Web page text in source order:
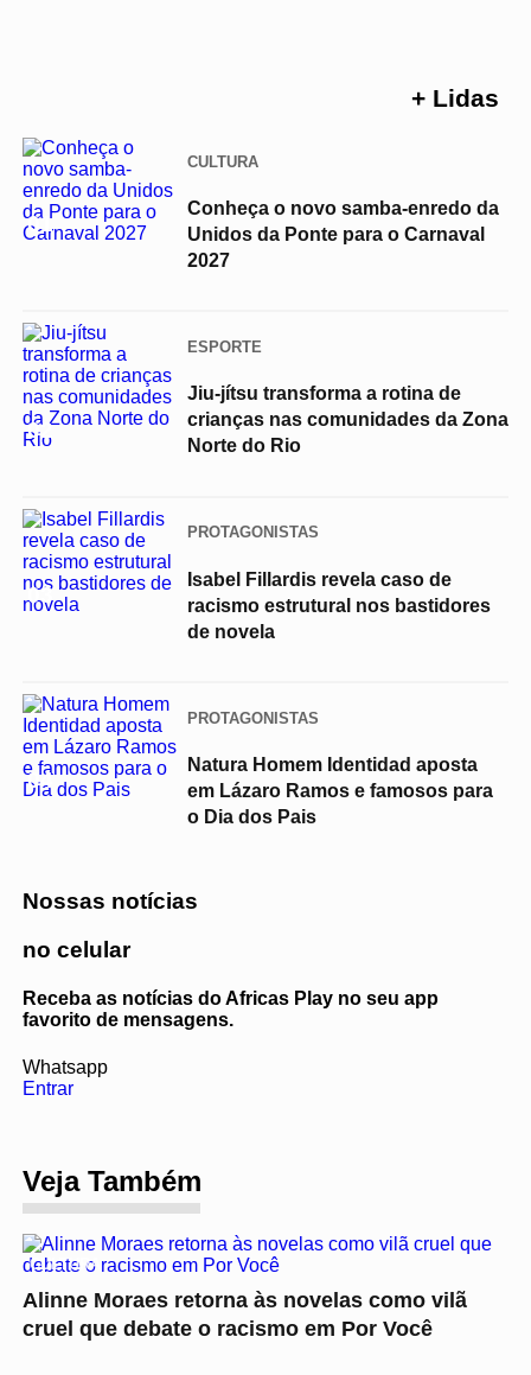
+ Lidas
01
CULTURA
Conheça o novo samba-enredo da
Unidos da Ponte para o Carnaval
2027
02
ESPORTE
Jiu-jítsu transforma a rotina de
crianças nas comunidades da Zona
Norte do Rio
03
PROTAGONISTAS
Isabel Fillardis revela caso de
racismo estrutural nos bastidores
de novela
04
PROTAGONISTAS
Natura Homem Identidad aposta
em Lázaro Ramos e famosos para
o Dia dos Pais
Nossas notícias
no celular
Receba as notícias do Africas Play no seu app
favorito de mensagens.
Whatsapp
Entrar
Veja Também
CULTURA
Alinne Moraes retorna às novelas como vilã
cruel que debate o racismo em Por Você